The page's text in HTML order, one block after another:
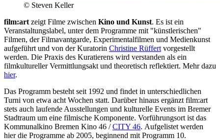
© Steven Keller
film:art zeigt Filme zwischen Kino und Kunst. Es ist ein
Veranstaltungslabel, unter dem Programme mit "künstlerischen"
Filmen, der Filmavantgarde, Experimentalfilmen und Medienkunst
aufgeführt und von der Kuratorin Christine Rüffert vorgestellt
werden. Die Praxis des Kuratierens wird verstanden als ein
filmkultureller Vermittlungsakt und theoretisch reflektiert. Mehr dazu
hier.
Das Programm besteht seit 1992 und findet in unterschiedlichen
Turni von etwa acht Wochen statt. Darüber hinaus ergänzt film:art
stets auch laufende Ausstellungen und kulturelle Events im Bremer
Stadtraum um eine filmische Komponente. Vorführungsort ist das
Kommunalkino Bremen Kino 46 /CITY 46. Aufgelistet werden
hier die Programme ab 2005, beginnend mit Programm 10.